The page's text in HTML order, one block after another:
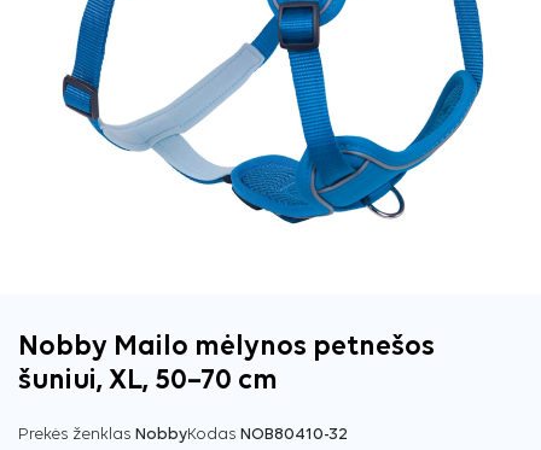
Nobby Mailo mėlynos petnešos
šuniui, XL, 50–70 cm
Prekės ženklas NobbyKodas NOB80410-32